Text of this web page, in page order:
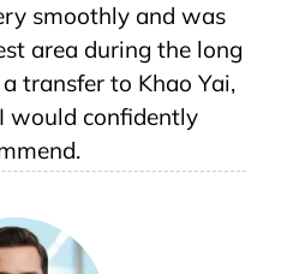
smoothly and was
area during the long
transfer to Khao Yai,
would confidently